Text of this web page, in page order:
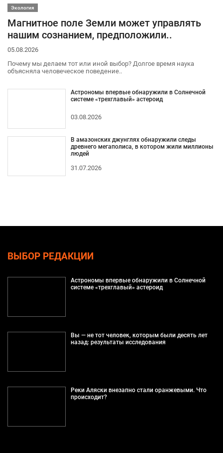
Экология
Магнитное поле Земли может управлять
нашим сознанием, предположили..
05.08.2026
Почему мы делаем тот или иной выбор? Долгое время наука
объясняла человеческое поведение..
Астрономы впервые обнаружили в Солнечной
системе «трехглавый» астероид
03.08.2026
В амазонских джунглях обнаружили следы
древнего мегаполиса, в котором жили миллионы
людей
31.07.2026
ВЫБОР РЕДАКЦИИ
Астрономы впервые обнаружили в Солнечной
системе «трехглавый» астероид
Вы — не тот человек, которым были десять лет
назад: результаты исследования
Реки Аляски внезапно стали оранжевыми. Что
происходит?